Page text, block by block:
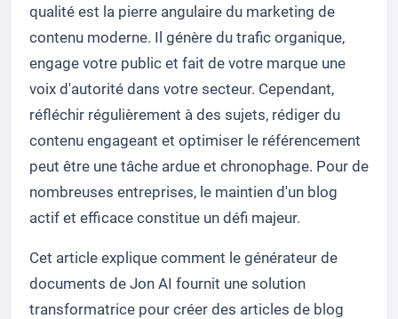
qualité est la pierre angulaire du marketing de
contenu moderne. Il génère du trafic organique,
engage votre public et fait de votre marque une
voix d'autorité dans votre secteur. Cependant,
réfléchir régulièrement à des sujets, rédiger du
contenu engageant et optimiser le référencement
peut être une tâche ardue et chronophage. Pour de
nombreuses entreprises, le maintien d'un blog
actif et efficace constitue un défi majeur.
Cet article explique comment le générateur de
documents de Jon AI fournit une solution
transformatrice pour créer des articles de blog